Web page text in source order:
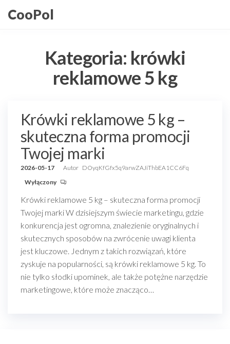
doCooPol
Kategoria: krówki
reklamowe 5 kg
Krówki reklamowe 5 kg –
skuteczna forma promocji
Twojej marki
2026-05-17 Autor DOyqKfGfx5q9arwZAJiThbEA1CC6Fq
Wyłączony
Krówki reklamowe 5 kg – skuteczna forma promocji
Twojej marki W dzisiejszym świecie marketingu, gdzie
konkurencja jest ogromna, znalezienie oryginalnych i
skutecznych sposobów na zwrócenie uwagi klienta
jest kluczowe. Jednym z takich rozwiązań, które
zyskuje na popularności, są krówki reklamowe 5 kg. To
nie tylko słodki upominek, ale także potężne narzędzie
marketingowe, które może znacząco…